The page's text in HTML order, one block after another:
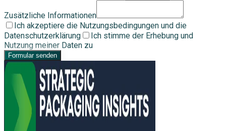
Zusätzliche Informationen
Ich akzeptiere die Nutzungsbedingungen und die
Datenschutzerklärung
Ich stimme der Erhebung und
Nutzung meiner Daten zu
Formular senden